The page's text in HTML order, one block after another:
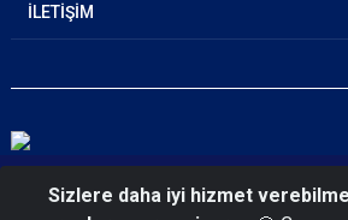
İLETİŞİM
© 2026 Ankara Emniyet
Sizlere daha iyi hizmet